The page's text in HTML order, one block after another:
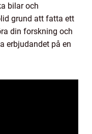
bilar och
grund att fatta ett
din forskning och
erbjudandet på en